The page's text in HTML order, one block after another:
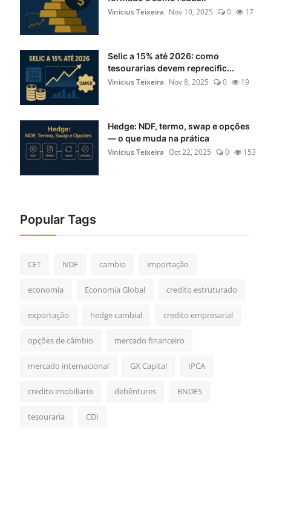
Vinicius Teixeira Nov 10, 2025 0 17
Selic a 15% até 2026: como
tesourarias devem reprecific...
Vinicius Teixeira Nov 8, 2025 0 19
Hedge: NDF, termo, swap e opções
— o que muda na prática
Vinicius Teixeira Oct 22, 2025 0 153
Popular Tags
CET NDF cambio importação
economia Economia Global credito estruturado
exportação hedge cambial credito empresarial
opções de câmbio mercado financeiro
mercado internacional GX Capital IPCA
credito imobiliario debêntures BNDES
tesouraria CDI